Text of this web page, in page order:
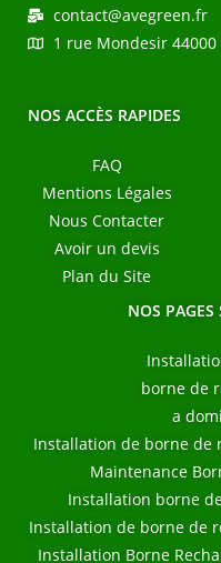
contact@avegreen.fr
1 rue Mondesir 44000
NOS ACCÈS RAPIDES
FAQ
Mentions Légales
Nous Contacter
Avoir un devis
Plan du Site
NOS PAGES
borne de
a
Installation de borne de
Maintenance
Installation borne
Installation de borne de
Installation Borne